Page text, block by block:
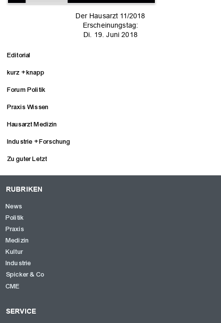
Der Hausarzt 11/2018
Erscheinungstag:
Di. 19. Juni 2018
Editorial
kurz + knapp
Forum Politik
Praxis Wissen
Hausarzt Medizin
Industrie + Forschung
Zu guter Letzt
RUBRIKEN
News
Politik
Praxis
Medizin
Kultur
Industrie
Spicker & Co
CME
SERVICE